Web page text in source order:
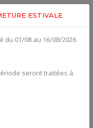
ESTIVALE
du 01/08 au 16/08/2026
seront traitées à